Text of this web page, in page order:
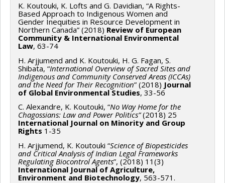
K. Koutouki, K. Lofts and G. Davidian, “A Rights-
Based Approach to Indigenous Women and
Gender Inequities in Resource Development in
Northern Canada” (2018) Review of European
Community & International Environmental
Law, 63-74
H. Arjjumend and K. Koutouki, H. G. Fagan, S.
Shibata, “International Overview of Sacred Sites and
Indigenous and Community Conserved Areas (ICCAs)
and the Need for Their Recognition” (2018) Journal
of Global Environmental Studies, 33-56
C. Alexandre, K. Koutouki, “No Way Home for the
Chagossians: Law and Power Politics”(2018) 25
International Journal on Minority and Group
Rights 1-35
H. Arjjumend, K. Koutouki “Science of Biopesticides
and Critical Analysis of Indian Legal Frameworks
Regulating Biocontrol Agents”, (2018) 11(3)
International Journal of Agriculture,
Environment and Biotechnology, 563-571.